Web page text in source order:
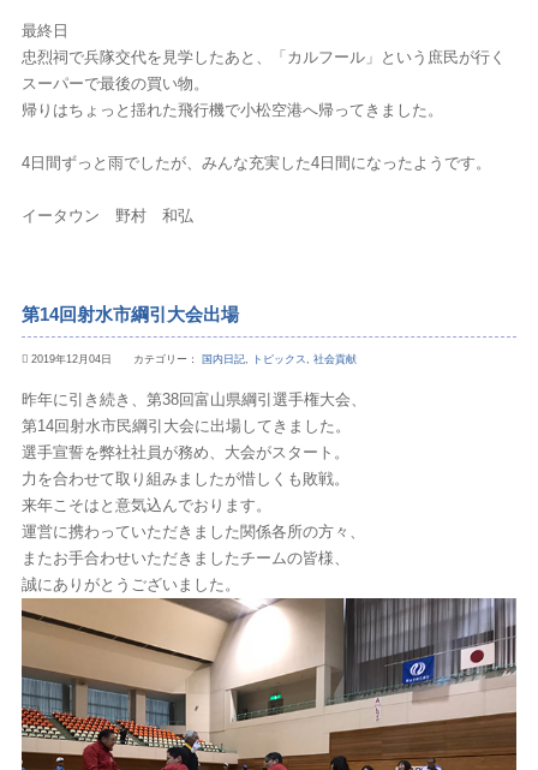
最終日
忠烈祠で兵隊交代を見学したあと、「カルフール」という庶民が行く
スーパーで最後の買い物。
帰りはちょっと揺れた飛行機で小松空港へ帰ってきました。
4日間ずっと雨でしたが、みんな充実した4日間になったようです。
イータウン 野村 和弘
第14回射水市綱引大会出場
2019年12月04日 カテゴリー： 国内日記 トピックス 社会貢献
昨年に引き続き、第38回富山県綱引選手権大会、
第14回射水市民綱引大会に出場してきました。
選手宣誓を弊社社員が務め、大会がスタート。
力を合わせて取り組みましたが惜しくも敗戦。
来年こそはと意気込んでおります。
運営に携わっていただきました関係各所の方々、
またお手合わせいただきましたチームの皆様、
誠にありがとうございました。